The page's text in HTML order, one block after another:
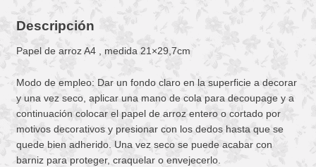
Descripción
Papel de arroz A4 , medida 21×29,7cm
Modo de empleo: Dar un fondo claro en la superficie a decorar
y una vez seco, aplicar una mano de cola para decoupage y a
continuación colocar el papel de arroz entero o cortado por
motivos decorativos y presionar con los dedos hasta que se
quede bien adherido. Una vez seco se puede acabar con
barniz para proteger, craquelar o envejecerlo.